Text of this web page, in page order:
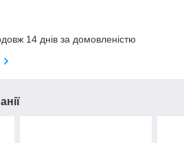
14 днів за домовленістю